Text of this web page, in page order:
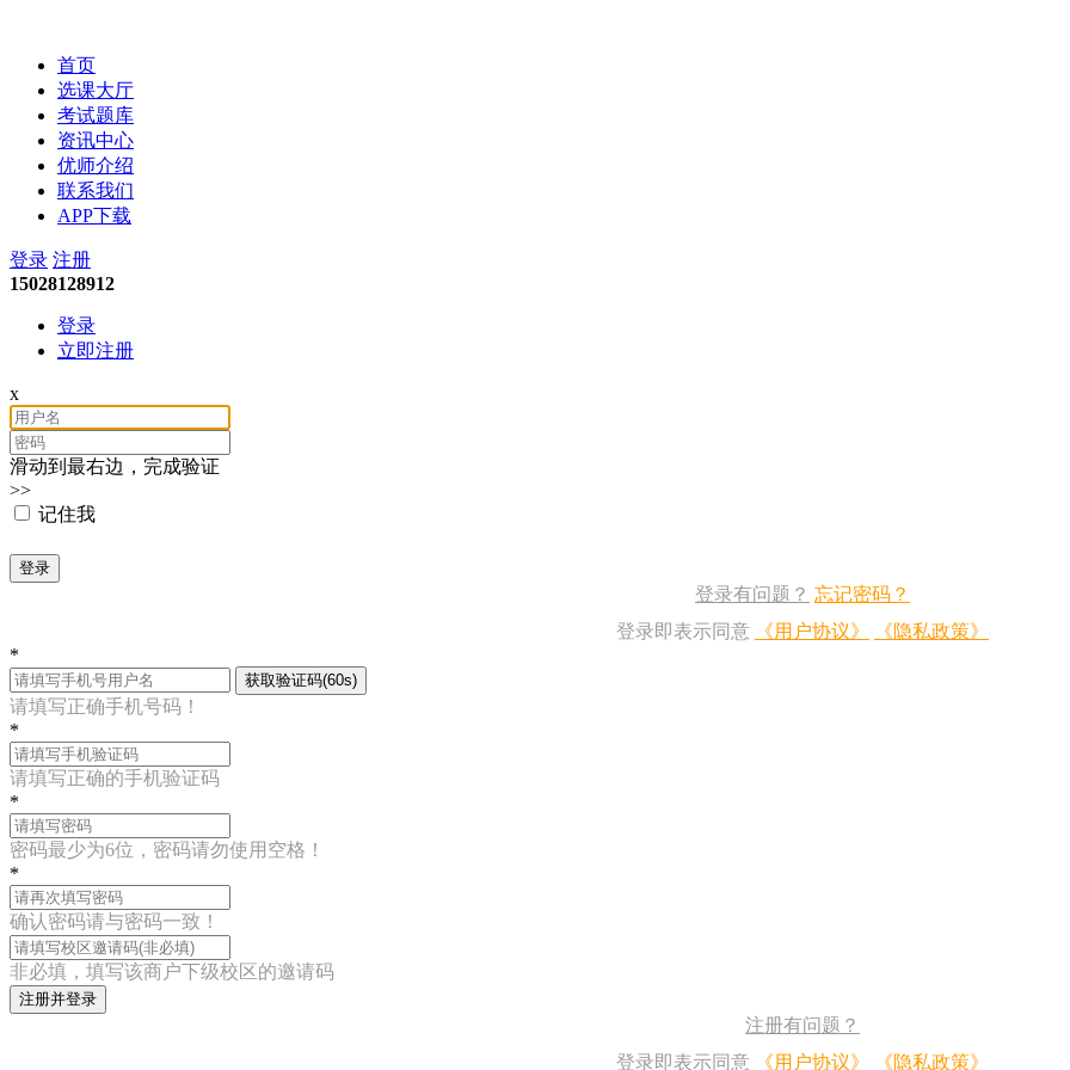
首页
选课大厅
考试题库
资讯中心
优师介绍
联系我们
APP下载
登录 注册
15028128912
登录
立即注册
x
滑动到最右边，完成验证
>>
记住我
登录
登录有问题？ 忘记密码？
登录即表示同意
《用户协议》
《隐私政策》
*
获取验证码(60s)
请填写正确手机号码！
*
请填写正确的手机验证码
*
密码最少为6位，密码请勿使用空格！
*
确认密码请与密码一致！
非必填，填写该商户下级校区的邀请码
注册并登录
注册有问题？
登录即表示同意
《用户协议》 《隐私政策》